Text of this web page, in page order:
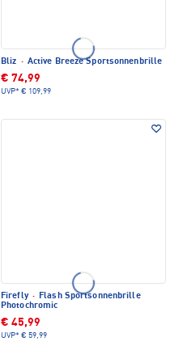
Bliz · Active Breeze Sportsonnenbrille
€ 74,99
UVP* € 109,99
Firefly · Flash Sportsonnenbrille
Photochromic
€ 45,99
UVP* € 59,99